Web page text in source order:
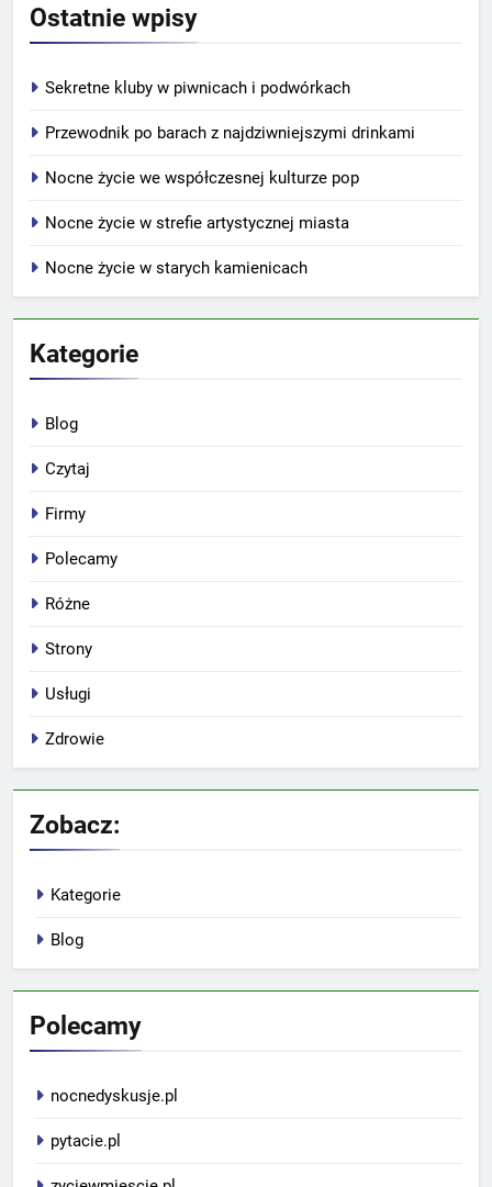
Ostatnie wpisy
Sekretne kluby w piwnicach i podwórkach
Przewodnik po barach z najdziwniejszymi drinkami
Nocne życie we współczesnej kulturze pop
Nocne życie w strefie artystycznej miasta
Nocne życie w starych kamienicach
Kategorie
Blog
Czytaj
Firmy
Polecamy
Różne
Strony
Usługi
Zdrowie
Zobacz:
Kategorie
Blog
Polecamy
nocnedyskusje.pl
pytacie.pl